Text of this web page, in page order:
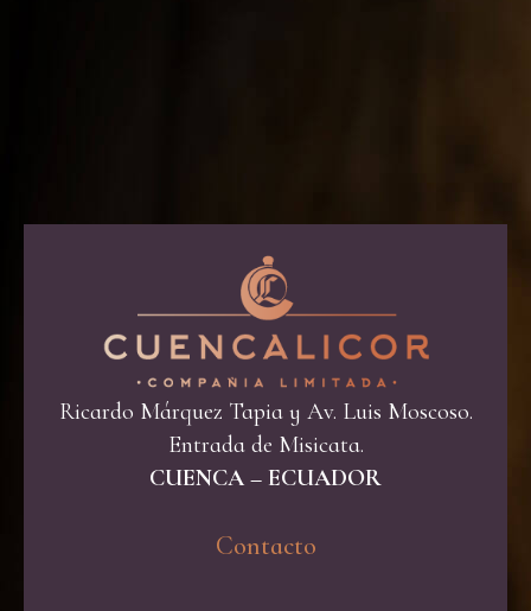
Ricardo Márquez Tapia y Av. Luis Moscoso.
Entrada de Misicata.
CUENCA – ECUADOR
Contacto​